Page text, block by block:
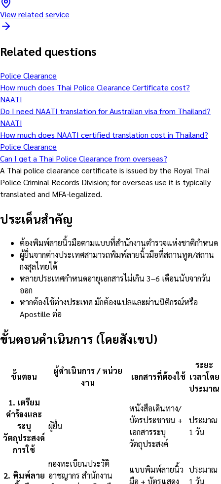
View related service
Related questions
Police Clearance
How much does Thai Police Clearance Certificate cost?
NAATI
Do I need NAATI translation for Australian visa from Thailand?
NAATI
How much does NAATI certified translation cost in Thailand?
Police Clearance
Can I get a Thai Police Clearance from overseas?
A Thai police clearance certificate is issued by the Royal Thai
Police Criminal Records Division; for overseas use it is typically
translated and MFA-legalized.
ประเด็นสำคัญ
ต้องพิมพ์ลายนิ้วมือตามแบบที่สำนักงานตำรวจแห่งชาติกำหนด
ผู้ยื่นจากต่างประเทศสามารถพิมพ์ลายนิ้วมือที่สถานทูต/สถาน
กงสุลไทยได้
หลายประเทศกำหนดอายุเอกสารไม่เกิน 3–6 เดือนนับจากวัน
ออก
หากต้องใช้ต่างประเทศ มักต้องแปลและผ่านนิติกรณ์หรือ
Apostille ต่อ
ขั้นตอนดำเนินการ (โดยสังเขป)
ขั้นตอน
ผู้ดำเนินการ / หน่วย
งาน
เอกสารที่ต้องใช้
ระยะ
เวลาโดย
ประมาณ
1. เตรียม
คำร้องและ
ระบุ
วัตถุประสงค์
การใช้
ผู้ยื่น
หนังสือเดินทาง/
บัตรประชาชน +
เอกสารระบุ
วัตถุประสงค์
ประมาณ
1 วัน
2. พิมพ์ลาย
กองทะเบียนประวัติ
อาชญากร สำนักงาน
แบบพิมพ์ลายนิ้ว
มือ + บัตรแสดง
ประมาณ
1 วัน